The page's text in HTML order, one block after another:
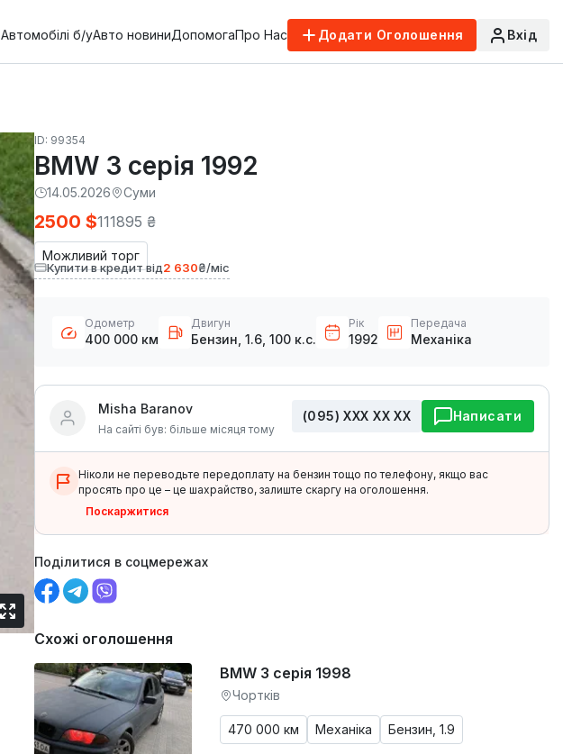
Автомобілі б/уАвто новиниДопомогаПро Нас Додати Оголошення Вхід
ID: 99354
BMW 3 серія 1992
14.05.2026 Суми
Можливий торг
2500 $111895 ₴
Купити в кредит від2 630₴/міс
Одометр
400 000 км
Двигун
Бензин, 1.6, 100 к.с.
Рік
1992
Передача
Механіка
Misha Baranov
На сайті був: більше місяця тому
(095) ХХХ ХХ ХХ Написати
Ніколи не переводьте передоплату на бензин тощо по телефону, якщо вас
просять про це – це шахрайство, залиште скаргу на оголошення.
Поскаржитися
Поділитися в соцмережах
Схожі оголошення
BMW 3 серія 1998
Чортків
470 000 км Механіка Бензин, 1.9